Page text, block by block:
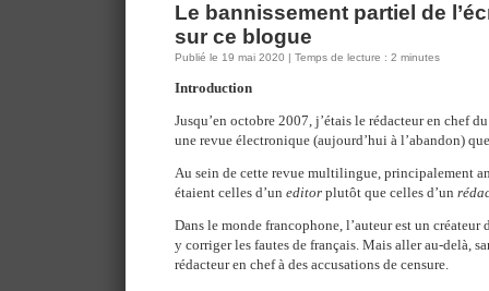
Le bannissement partiel de
sur ce blogue
Publié le 19 mai 2020 | Temps de lecture : 2 minutes
Introduction
Jusqu’en octobre 2007, j’étais le rédacteur en chef
une revue électronique (aujourd’hui à l’abandon)
Au sein de cette revue multilingue, principalement
étaient celles d’un editor plutôt que celles d’un
Dans le monde francophone, l’auteur est un créateur
y corriger les fautes de français. Mais aller au-delà,
rédacteur en chef à des accusations de censure.